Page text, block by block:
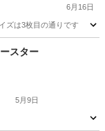
6月16日
ズは3枚目の通りです
スター
5月9日